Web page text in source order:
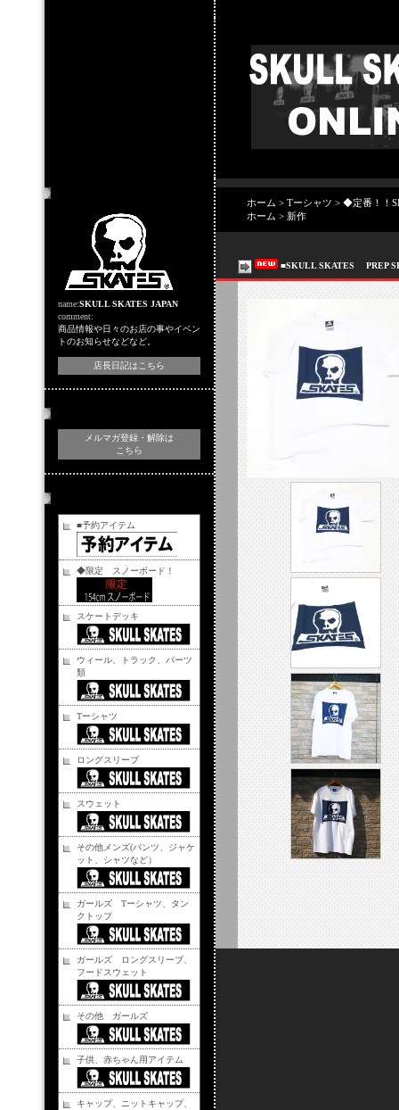
name:SKULL SKATES JAPAN
comment:
商品情報や日々のお店の事やイベン
トのお知らせなどなど。
店長日記はこちら
メルマガ登録・解除は
こちら
■予約アイテム
◆限定 スノーボード！
スケートデッキ
ウィール、トラック、パーツ
類
Tーシャツ
ロングスリーブ
スウェット
その他メンズ(パンツ、ジャケ
ット、シャツなど）
ガールズ Tーシャツ、タン
クトップ
ガールズ ロングスリーブ、
フードスウェット
その他 ガールズ
子供、赤ちゃん用アイテム
キャップ、ニットキャップ、
ホーム > Tーシャツ > ◆定番！！
ホーム > 新作
■SKULL SKATES PREP